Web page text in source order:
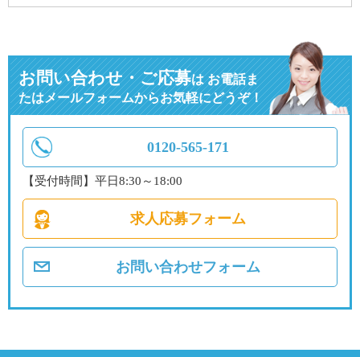
お問い合わせ・ご応募はお電話ま
たはメールフォームからお気軽にどうぞ！
0120-565-171
【受付時間】平日8:30～18:00
求人応募フォーム
お問い合わせフォーム